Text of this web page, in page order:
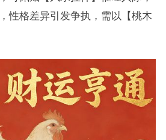
性格差异引发争执，需以【桃木